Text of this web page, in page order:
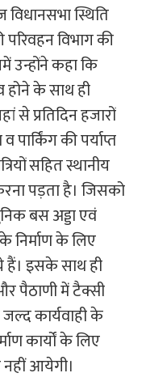
स्थिति
परिवहन विभाग की
उन्होंने कहा कि
होने के साथ ही
से प्रतिदिन हजारों
की पर्याप्त
सहित स्थानीय
पड़ता है। जिसको
बस अड्डा एवं
निर्माण के लिए
हैं। इसके साथ ही
पैठाणी में टैक्सी
कार्यवाही के
कार्यों के लिए
आयेगी।